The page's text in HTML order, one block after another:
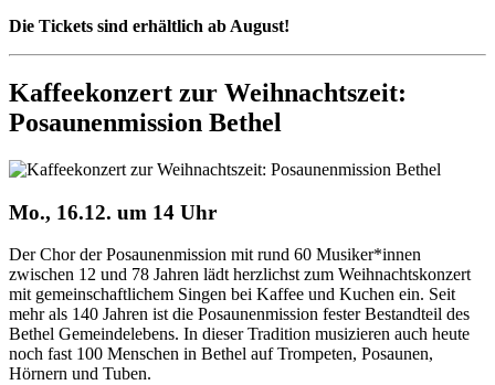
Die Tickets sind erhältlich ab August!
Kaffeekonzert zur Weihnachtszeit:
Posaunenmission Bethel
Mo., 16.12. um 14 Uhr
Der Chor der Posaunenmission mit rund 60 Musiker*innen
zwischen 12 und 78 Jahren lädt herzlichst zum Weihnachtskonzert
mit gemeinschaftlichem Singen bei Kaffee und Kuchen ein. Seit
mehr als 140 Jahren ist die Posaunenmission fester Bestandteil des
Bethel Gemeindelebens. In dieser Tradition musizieren auch heute
noch fast 100 Menschen in Bethel auf Trompeten, Posaunen,
Hörnern und Tuben.